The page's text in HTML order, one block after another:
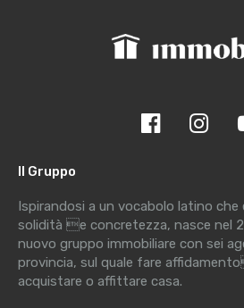
Il Gruppo
Ispirandosi a un vocabolo latino che
solidità e concretezza, nasce nel
nuovo gruppo immobiliare con sei
provincia, sul quale fare
acquistare o affittare casa.